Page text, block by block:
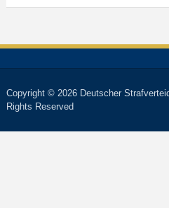
Copyright © 2026 Deutscher
Rights Reserved